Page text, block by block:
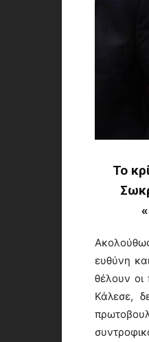
Το
ευθύνη
θέλουν οι
Κάλεσε,